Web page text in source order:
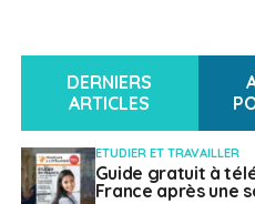
DERNIERS
ARTICLES
ETUDIER ET TRAVAILLER
Guide gratuit à
France après une